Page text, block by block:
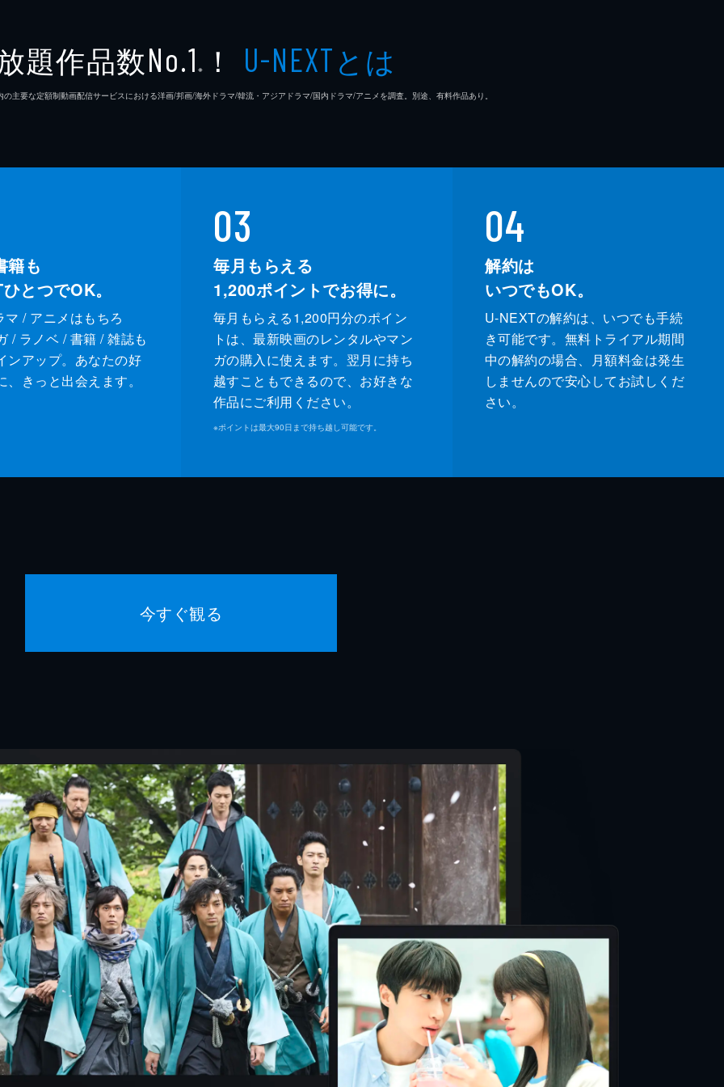
題作品数No.1 ※ ！ U-NEXTとは
主要な定額制動画配信サービスにおける洋画/邦画/海外ドラマ/韓流・アジアドラマ/国内ドラマ/アニメを調査。別途、有料作品あり。
籍も
とつでOK。
マ / アニメはもちろ
/ ラノベ / 書籍 / 雑誌も
ンアップ。あなたの好
、きっと出会えます。
03
毎月もらえる
1,200ポイントでお得に。
毎月もらえる1,200円分のポイン
トは、最新映画のレンタルやマン
ガの購入に使えます。翌月に持ち
越すこともできるので、お好きな
作品にご利用ください。
※ポイントは最大90日まで持ち越し可能です。
04
解約は
いつでもOK。
U-NEXTの解約は、いつでも手続
き可能です。無料トライアル期間
中の解約の場合、月額料金は発生
しませんので安心してお試しくだ
さい。
今すぐ観る